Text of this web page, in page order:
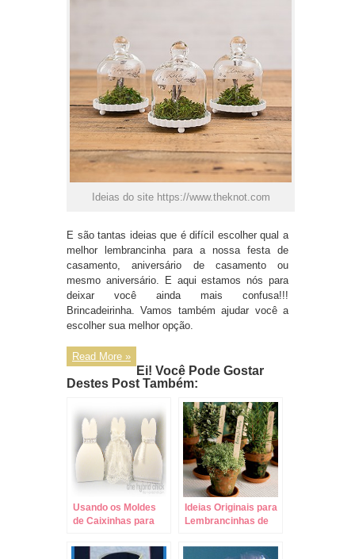
Ideias do site https://www.theknot.com
E são tantas ideias que é difícil escolher qual a
melhor lembrancinha para a nossa festa de
casamento, aniversário de casamento ou
mesmo aniversário.
E aqui estamos nós para
deixar você ainda mais confusa!!!
Brincadeirinha. Vamos também ajudar você a
escolher sua melhor opção.
Read More »
Ei! Você Pode Gostar
Destes Post Também:
Usando os Moldes
de Caixinhas para
Ideias Originais para
Lembrancinhas de